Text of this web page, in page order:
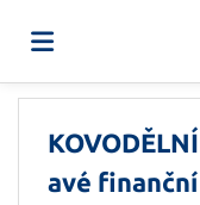
Főoldal
avé